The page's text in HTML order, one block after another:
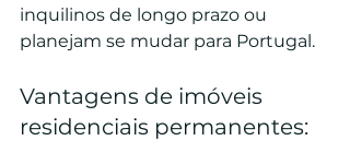
inquilinos de longo prazo ou
planejam se mudar para Portugal.
Vantagens de imóveis
residenciais permanentes: